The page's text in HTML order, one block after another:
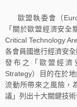
歐盟執委會（
「關於歐盟經濟安
Critical Technology
各會員國進行經濟安
發布之「歐盟經濟
Strategy）目的在於
流動所帶來之風險，
議」列出十大關鍵技